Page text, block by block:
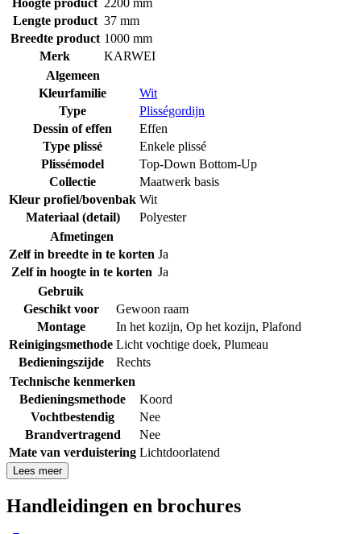
Lengte product 37 mm
Breedte product 1000 mm
Merk
KARWEI
Algemeen
Kleurfamilie
Wit
Type
Plisségordijn
Dessin of effen
Effen
Type plissé
Enkele plissé
Plissémodel
Top-Down Bottom-Up
Collectie
Maatwerk basis
Kleur profiel/bovenbak Wit
Materiaal (detail)
Polyester
Afmetingen
Zelf in breedte in te korten Ja
Zelf in hoogte in te korten Ja
Gebruik
Geschikt voor
Gewoon raam
Montage
In het kozijn, Op het kozijn, Plafond
Reinigingsmethode Licht vochtige doek, Plumeau
Bedieningszijde
Rechts
Technische kenmerken
Bedieningsmethode
Koord
Vochtbestendig
Nee
Brandvertragend
Nee
Mate van verduistering Lichtdoorlatend
Lees meer
Handleidingen en brochures